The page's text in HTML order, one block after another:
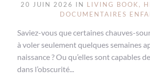
20 JUIN 2026 IN LIVING BOOK,
DOCUMENTAIRES
Saviez-vous que certaines chauves-
à voler seulement quelques semaines
naissance ? Ou qu’elles sont capables
dans l’obscurité...